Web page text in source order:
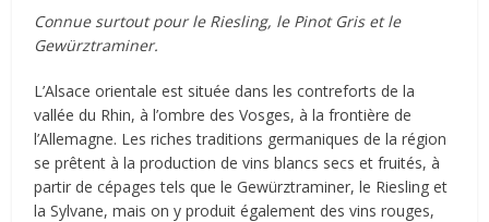
Connue surtout pour le Riesling, le Pinot Gris et le
Gewürztraminer.
L’Alsace orientale est située dans les contreforts de la
vallée du Rhin, à l’ombre des Vosges, à la frontière de
l’Allemagne. Les riches traditions germaniques de la région
se prêtent à la production de vins blancs secs et fruités, à
partir de cépages tels que le Gewürztraminer, le Riesling et
la Sylvane, mais on y produit également des vins rouges,